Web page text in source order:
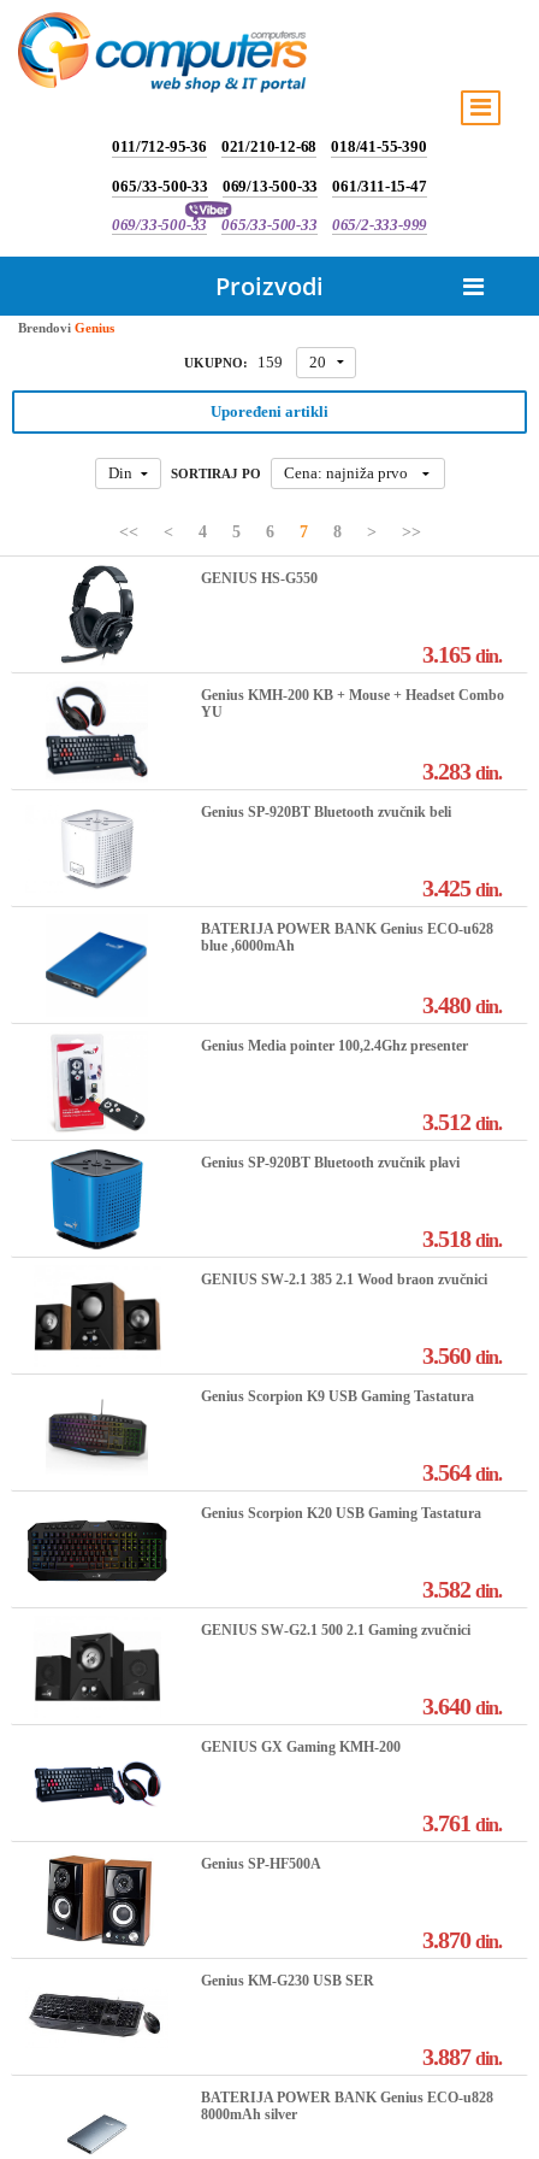
011/712-95-36 021/210-12-68 018/41-55-390
065/33-500-33 069/13-500-33 061/311-15-47
069/33-500-33 065/33-500-33 065/2-333-999
Proizvodi
Brendovi Genius
UKUPNO: 159 20
Upoređeni artikli
Din SORTIRAJ PO Cena: najniža prvo
<< < 4 5 6 7 8 > >>
GENIUS HS-G550
3.165din.
Genius KMH-200 KB + Mouse + Headset Combo
YU
3.283din.
Genius SP-920BT Bluetooth zvučnik beli
3.425din.
BATERIJA POWER BANK Genius ECO-u628
blue ,6000mAh
3.480din.
Genius Media pointer 100,2.4Ghz presenter
3.512din.
Genius SP-920BT Bluetooth zvučnik plavi
3.518din.
GENIUS SW-2.1 385 2.1 Wood braon zvučnici
3.560din.
Genius Scorpion K9 USB Gaming Tastatura
3.564din.
Genius Scorpion K20 USB Gaming Tastatura
3.582din.
GENIUS SW-G2.1 500 2.1 Gaming zvučnici
3.640din.
GENIUS GX Gaming KMH-200
3.761din.
Genius SP-HF500A
3.870din.
Genius KM-G230 USB SER
3.887din.
BATERIJA POWER BANK Genius ECO-u828
8000mAh silver